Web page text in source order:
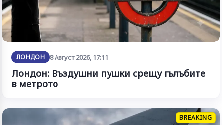
ЛОНДОН 8 Август 2026, 17:11
Лондон: Въздушни пушки срещу гълъбите
в метрото
BREAKING